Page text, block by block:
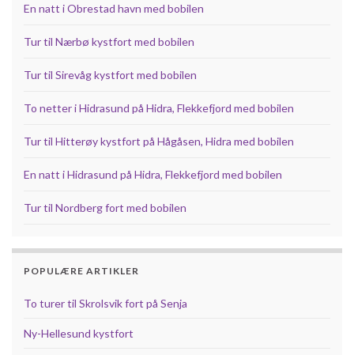
En natt i Obrestad havn med bobilen
Tur til Nærbø kystfort med bobilen
Tur til Sirevåg kystfort med bobilen
To netter i Hidrasund på Hidra, Flekkefjord med bobilen
Tur til Hitterøy kystfort på Hågåsen, Hidra med bobilen
En natt i Hidrasund på Hidra, Flekkefjord med bobilen
Tur til Nordberg fort med bobilen
POPULÆRE ARTIKLER
To turer til Skrolsvik fort på Senja
Ny-Hellesund kystfort